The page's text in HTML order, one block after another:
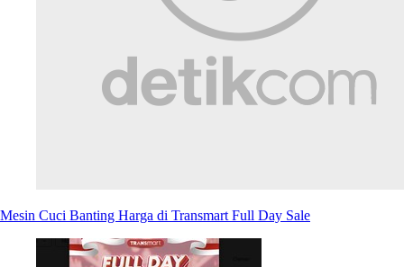
Mesin Cuci Banting Harga di Transmart Full Day Sale